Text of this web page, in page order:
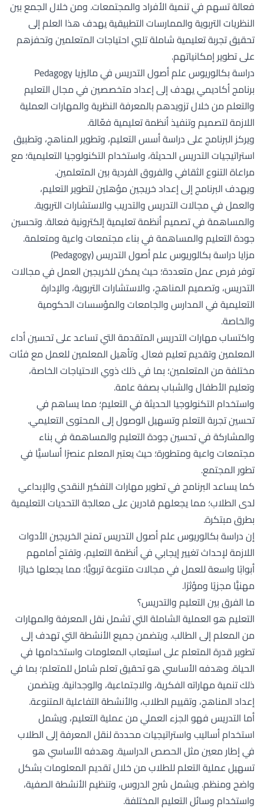
فعالة تسهم في تنمية الأفراد والمجتمعات. ومن خلال الجمع بين
النظريات التربوية والممارسات التطبيقية يهدف هذا العلم إلى
تحقيق تجربة تعليمية شاملة تلبي احتياجات المتعلمين وتحفزهم
على تطوير إمكانياتهم.
دراسة بكالوريوس علم أصول التدريس في ماليزيا Pedagogy
برنامج أكاديمي يهدف إلى إعداد متخصصين في مجال التعليم
والتعلم من خلال تزويدهم بالمعرفة النظرية والمهارات العملية
اللازمة لتصميم وتنفيذ أنظمة تعليمية فعّالة.
ويركز البرنامج على دراسة أسس التعليم، وتطوير المناهج، وتطبيق
استراتيجيات التدريس الحديثة، واستخدام التكنولوجيا التعليمية؛ مع
مراعاة التنوع الثقافي والفروق الفردية بين المتعلمين.
ويهدف البرنامج إلى إعداد خريجين مؤهلين لتطوير التعليم،
والعمل في مجالات التدريس والتدريب والاستشارات التربوية.
والمساهمة في تصميم أنظمة تعليمية إلكترونية فعالة. وتحسين
جودة التعليم والمساهمة في بناء مجتمعات واعية ومتعلمة.
مزايا دراسة بكالوريوس علم أصول التدريس (Pedagogy)
توفر فرص عمل متعددة؛ حيث يمكن للخريجين العمل في مجالات
التدريس، وتصميم المناهج، والاستشارات التربوية، والإدارة
التعليمية في المدارس والجامعات والمؤسسات الحكومية
والخاصة.
واكتساب مهارات التدريس المتقدمة التي تساعد على تحسين أداء
المعلمين وتقديم تعليم فعال. وتأهيل المعلمين للعمل مع فئات
مختلفة من المتعلمين؛ بما في ذلك ذوي الاحتياجات الخاصة،
وتعليم الأطفال والشباب بصفة عامة.
واستخدام التكنولوجيا الحديثة في التعليم؛ مما يساهم في
تحسين تجربة التعلم وتسهيل الوصول إلى المحتوى التعليمي.
والمشاركة في تحسين جودة التعليم والمساهمة في بناء
مجتمعات واعية ومتطورة؛ حيث يعتبر المعلم عنصرًا أساسيًّا في
تطور المجتمع.
كما يساعد البرنامج في تطوير مهارات التفكير النقدي والإبداعي
لدى الطلاب؛ مما يجعلهم قادرين على معالجة التحديات التعليمية
بطرق مبتكرة.
إن دراسة بكالوريوس علم أصول التدريس تمنح الخريجين الأدوات
اللازمة لإحداث تغيير إيجابي في أنظمة التعليم، وتفتح أمامهم
أبوابًا واسعة للعمل في مجالات متنوعة تربويًّا؛ مما يجعلها خيارًا
مهنيًّا مجزيًا ومؤثرًا.
ما الفرق بين التعليم والتدريس؟
التعليم هو العملية الشاملة التي تشمل نقل المعرفة والمهارات
من المعلم إلى الطالب. ويتضمن جميع الأنشطة التي تهدف إلى
تطوير قدرة المتعلم على استيعاب المعلومات واستخدامها في
الحياة. وهدفه الأساسي هو تحقيق تعلم شامل للمتعلم؛ بما في
ذلك تنمية مهاراته الفكرية، والاجتماعية، والوجدانية. ويتضمن
إعداد المناهج، وتقييم الطلاب، والأنشطة التفاعلية المتنوعة.
أما التدريس فهو الجزء العملي من عملية التعليم، ويشمل
استخدام أساليب واستراتيجيات محددة لنقل المعرفة إلى الطلاب
في إطار معين مثل الحصص الدراسية. وهدفه الأساسي هو
تسهيل عملية التعلم للطلاب من خلال تقديم المعلومات بشكل
واضح ومنظم. ويشمل شرح الدروس، وتنظيم الأنشطة الصفية،
واستخدام وسائل التعليم المختلفة.